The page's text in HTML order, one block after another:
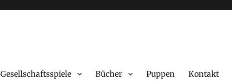
Gesellschaftsspiele Bücher Puppen Kontakt